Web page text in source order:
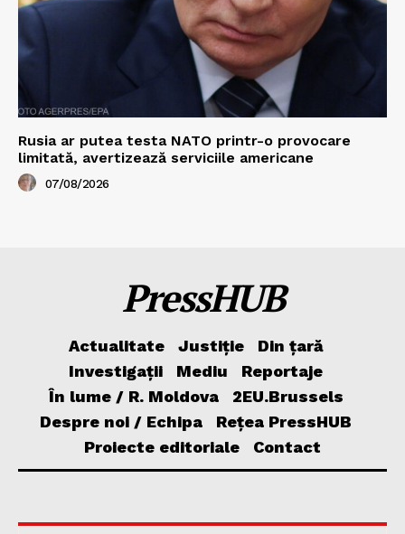
Rusia ar putea testa NATO printr-o provocare
limitată, avertizează serviciile americane
07/08/2026
PressHUB
Actualitate Justiție
Din țară
Investigații
Mediu
Reportaje
În lume / R. Moldova
2EU.Brussels
Despre noi / Echipa
Rețea PressHUB
Proiecte editoriale
Contact